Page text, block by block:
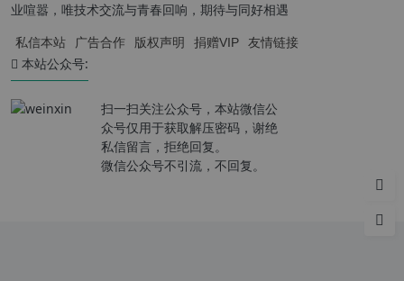
业喧嚣，唯技术交流与青春回响，期待与同好相遇
私信本站 广告合作 版权声明 捐赠VIP 友情链接
本站公众号:
扫一扫关注公众号，本站微信公
众号仅用于获取解压密码，谢绝
私信留言，拒绝回复。
微信公众号不引流，不回复。